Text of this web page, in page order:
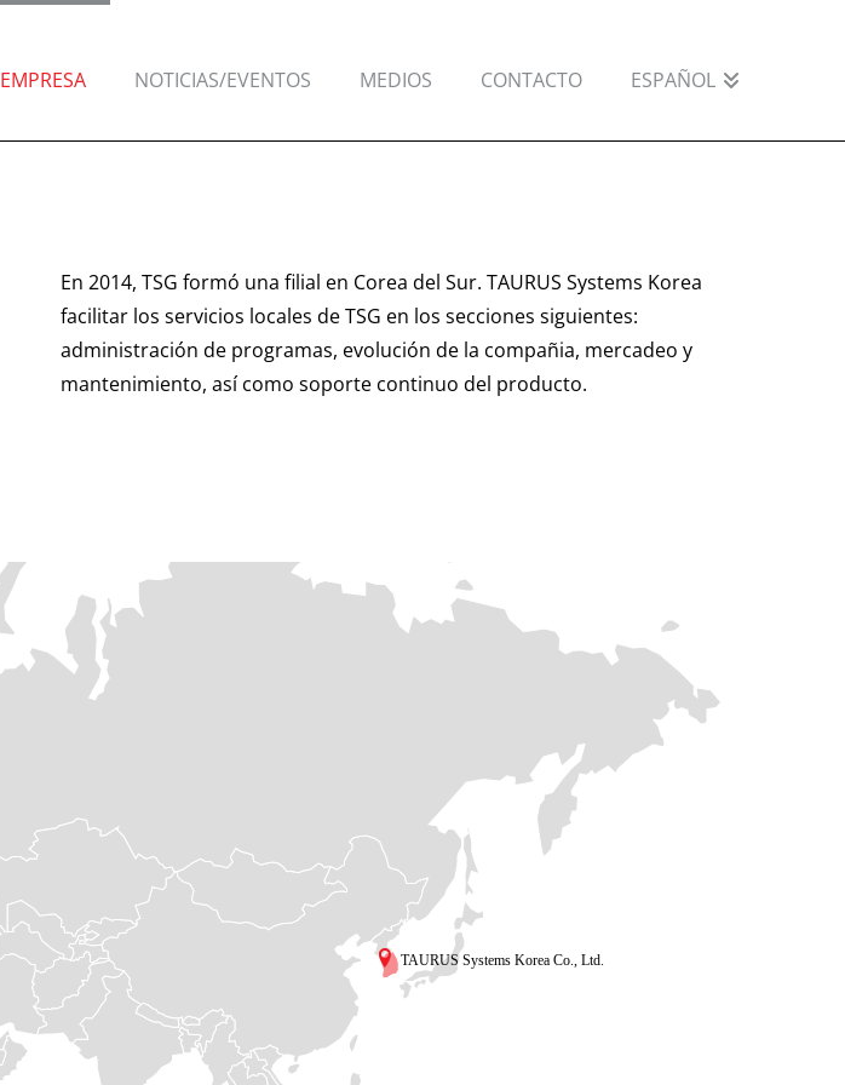
EMPRESA NOTICIAS/EVENTOS MEDIOS CONTACTO ESPAÑOL
En 2014, TSG formó una filial en Corea del Sur. TAURUS Systems Korea
facilitar los servicios locales de TSG en los secciones siguientes:
administración de programas, evolución de la compañia, mercadeo y
mantenimiento, así como soporte continuo del producto.
TAURUS Systems Korea Co., Ltd.